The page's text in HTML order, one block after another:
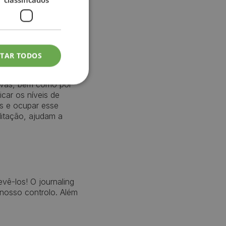
aliviando
bem como por
os níveis de
e ocupar esse
ajudam a
los! O journaling
controlo. Além
TODOS